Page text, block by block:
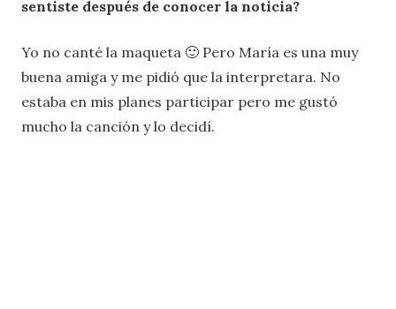
sentiste después de conocer la noticia?
Yo no canté la maqueta 🙂 Pero María es una muy
buena amiga y me pidió que la interpretara. No
estaba en mis planes participar pero me gustó
mucho la canción y lo decidí.